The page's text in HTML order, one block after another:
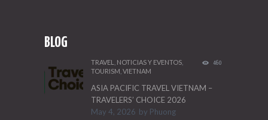
BLOG
TRAVEL NOTICIAS Y EVENTOS
TOURISM VIETNAM
460
ASIA PACIFIC TRAVEL VIETNAM –
TRAVELERS’ CHOICE 2026
May 4, 2026 by Phuong